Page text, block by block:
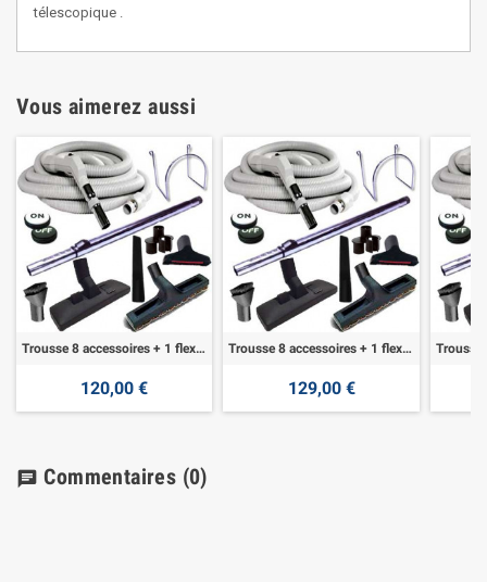
télescopique .
Vous aimerez aussi
Trousse 8 accessoires + 1 flexible 7,60 m
120,00 €
Trousse 8 accessoires + 1 flexible 9,10 m
129,00 €
chat Commentaires (0)